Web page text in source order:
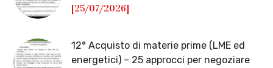
[25/07/2026]
12° Acquisto di materie prime (LME ed
energetici) – 25 approcci per negoziare